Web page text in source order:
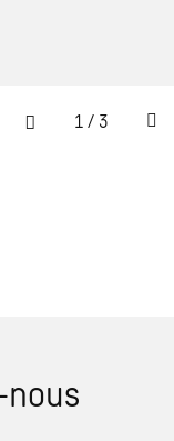
1 / 3
nous